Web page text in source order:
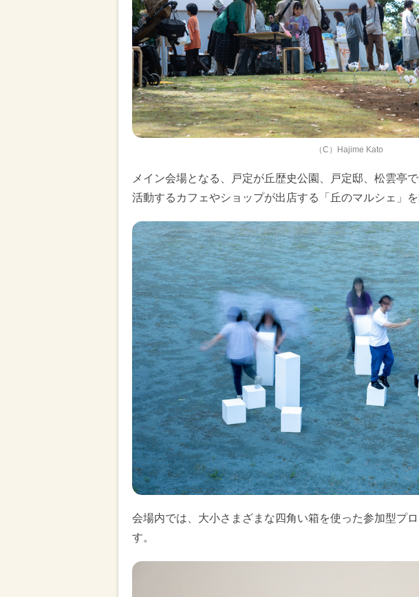
（C）Hajime Kato
メイン会場となる、戸定が丘歴史公園、戸定邸、松雲亭
活動するカフェやショップが出店する「丘のマルシェ」を
会場内では、大小さまざまな四角い箱を使った参加型プ
す。